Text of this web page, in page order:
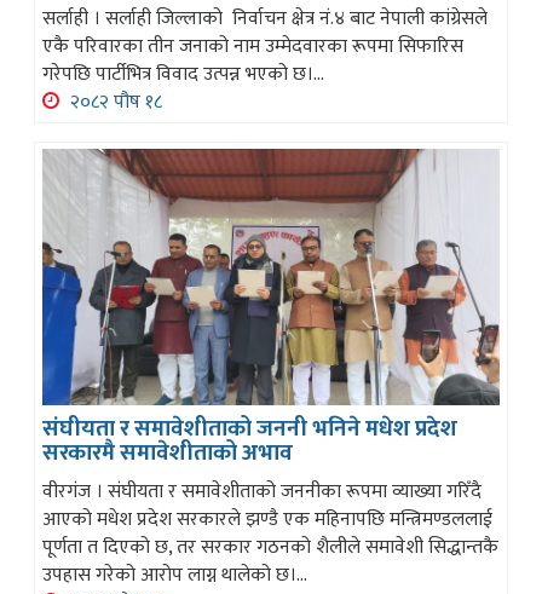
सर्लाही । सर्लाही जिल्लाको निर्वाचन क्षेत्र नं.४ बाट नेपाली कांग्रेसले
एकै परिवारका तीन जनाको नाम उम्मेदवारका रूपमा सिफारिस
गरेपछि पार्टीभित्र विवाद उत्पन्न भएको छ।...
२०८२ पौष १८
संघीयता र समावेशीताको जननी भनिने मधेश प्रदेश
सरकारमै समावेशीताको अभाव
वीरगंज । संघीयता र समावेशीताको जननीका रूपमा व्याख्या गरिँदै
आएको मधेश प्रदेश सरकारले झण्डै एक महिनापछि मन्त्रिमण्डललाई
पूर्णता त दिएको छ, तर सरकार गठनको शैलीले समावेशी सिद्धान्तकै
उपहास गरेको आरोप लाग्न थालेको छ।...